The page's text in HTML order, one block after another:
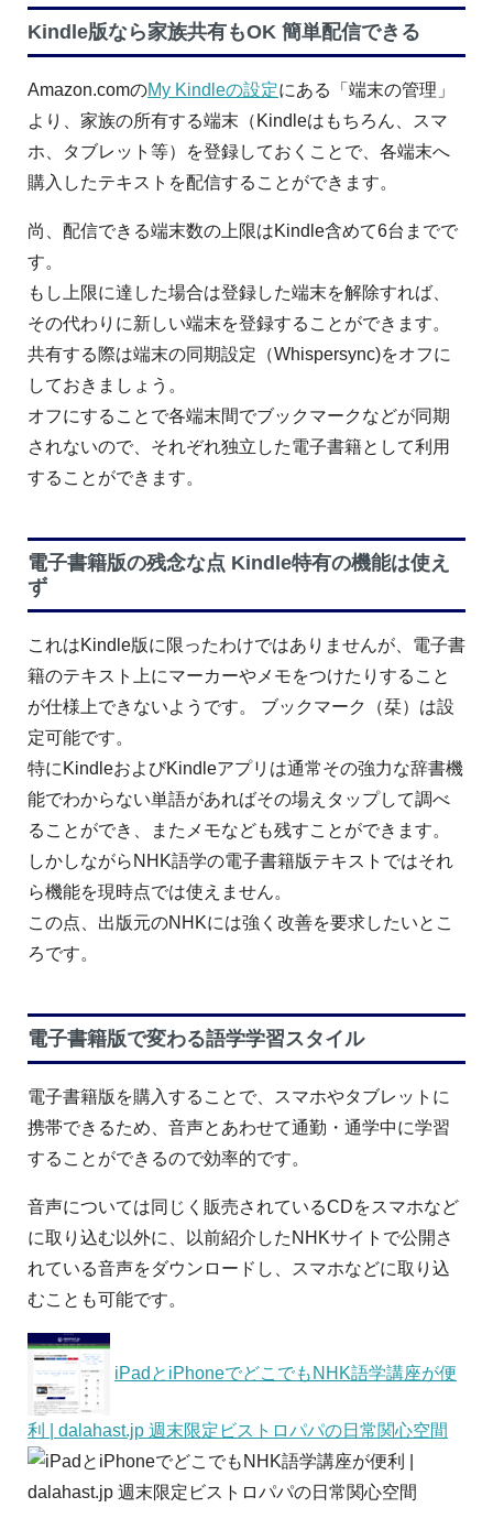
Kindle版なら家族共有もOK 簡単配信できる
Amazon.comのMy Kindleの設定にある「端末の管理」
より、家族の所有する端末（Kindleはもちろん、スマ
ホ、タブレット等）を登録しておくことで、各端末へ
購入したテキストを配信することができます。
尚、配信できる端末数の上限はKindle含めて6台までで
す。
もし上限に達した場合は登録した端末を解除すれば、
その代わりに新しい端末を登録することができます。
共有する際は端末の同期設定（Whispersync)をオフに
しておきましょう。
オフにすることで各端末間でブックマークなどが同期
されないので、それぞれ独立した電子書籍として利用
することができます。
電子書籍版の残念な点 Kindle特有の機能は使え
ず
これはKindle版に限ったわけではありませんが、電子書
籍のテキスト上にマーカーやメモをつけたりすること
が仕様上できないようです。 ブックマーク（栞）は設
定可能です。
特にKindleおよびKindleアプリは通常その強力な辞書機
能でわからない単語があればその場えタップして調べ
ることができ、またメモなども残すことができます。
しかしながらNHK語学の電子書籍版テキストではそれ
ら機能を現時点では使えません。
この点、出版元のNHKには強く改善を要求したいとこ
ろです。
電子書籍版で変わる語学学習スタイル
電子書籍版を購入することで、スマホやタブレットに
携帯できるため、音声とあわせて通勤・通学中に学習
することができるので効率的です。
音声については同じく販売されているCDをスマホなど
に取り込む以外に、以前紹介したNHKサイトで公開さ
れている音声をダウンロードし、スマホなどに取り込
むことも可能です。
iPadとiPhoneでどこでもNHK語学講座が便
利 | dalahast.jp 週末限定ビストロパパの日常関心空間